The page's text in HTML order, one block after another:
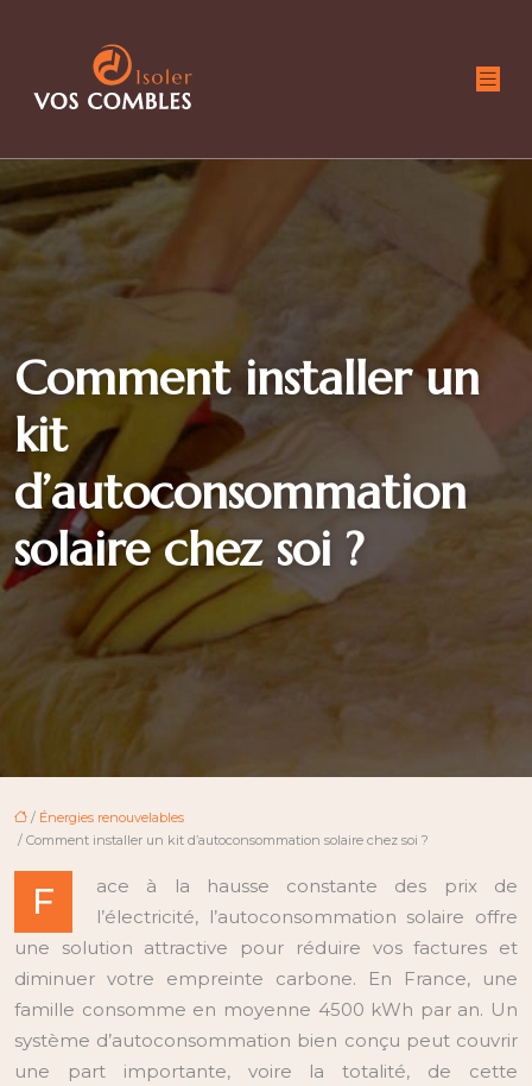
Comment installer un
kit
d’autoconsommation
solaire chez soi ?
/ Énergies renouvelables
/ Comment installer un kit d’autoconsommation solaire chez soi ?
F
ace à la hausse constante des prix de
l’électricité, l’autoconsommation solaire offre
une solution attractive pour réduire vos factures et
diminuer votre empreinte carbone. En France, une
famille consomme en moyenne 4500 kWh par an. Un
système d’autoconsommation bien conçu peut couvrir
une part importante, voire la totalité, de cette